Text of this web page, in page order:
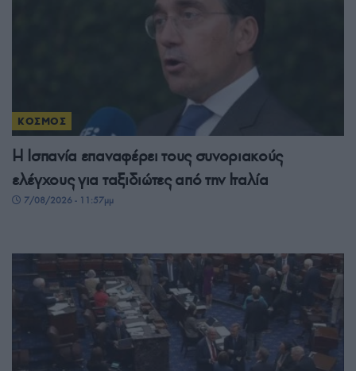
ΚΟΣΜΟΣ
Η Ισπανία επαναφέρει τους συνοριακούς
ελέγχους για ταξιδιώτες από την Ιταλία
7/08/2026 - 11:57μμ